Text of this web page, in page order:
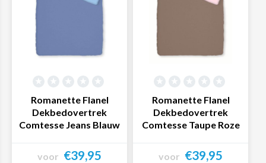
Romanette Flanel
Dekbedovertrek
Comtesse Jeans Blauw
voor €39,95
Romanette Flanel
Dekbedovertrek
Comtesse Taupe Roze
voor €39,95